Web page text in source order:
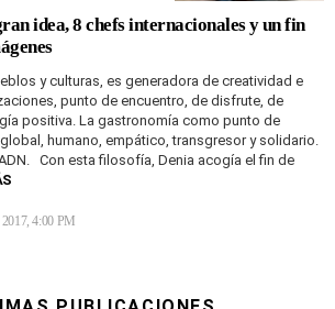
idea, 8 chefs internacionales y un fin
y culturas, es generadora de creatividad e
punto de encuentro, de disfrute, de
positiva. La gastronomía como punto de
humano, empático, transgresor y solidario.
Con esta filosofía, Denia acogía el fin de
2017, 4:00 PM